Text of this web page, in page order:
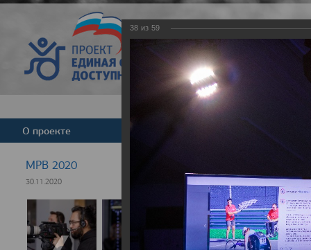
Версия для
О проекте Команда Новости
МРВ 2020
30.11.2020
38 из 59